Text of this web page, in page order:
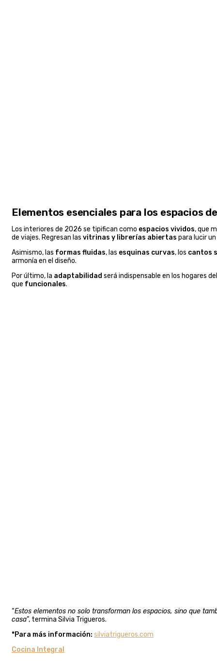
Elementos esenciales para los espacios
Los interiores de 2026 se tipifican como espacios vividos, que
de viajes. Regresan las vitrinas y librerías abiertas para lucir
Asimismo, las formas fluidas, las esquinas curvas, los cantos
armonía en el diseño.
Por último, la adaptabilidad será indispensable en los hogares
que funcionales.
“Estos elementos no solo transforman los espacios, sino que
casa”, termina Silvia Trigueros.
*Para más información: silviatrigueros.com
Cocina Integral